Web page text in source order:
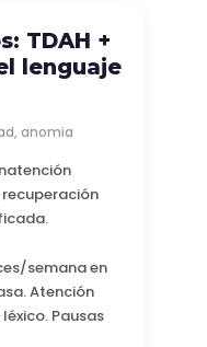
TDAH +
lenguaje
anomia
semana en
Atención
Pausas